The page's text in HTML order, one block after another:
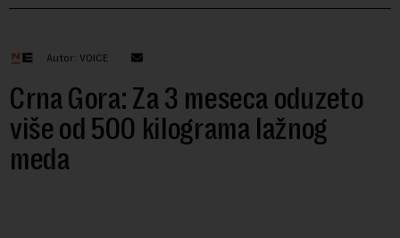
Autor: VOICE
Crna Gora: Za 3 meseca oduzeto
više od 500 kilograma lažnog
meda